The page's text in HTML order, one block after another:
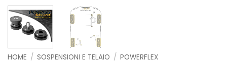
HOME / SOSPENSIONI E TELAIO / POWERFLEX